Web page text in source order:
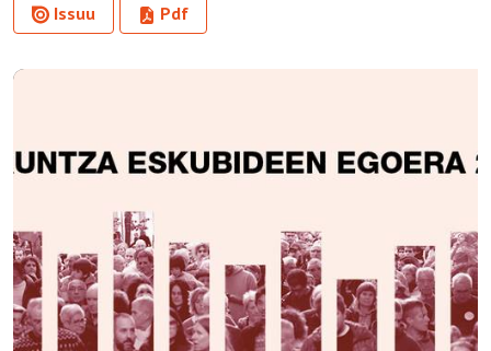
Issuu Pdf